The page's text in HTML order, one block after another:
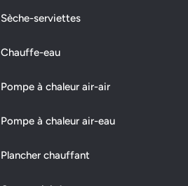
Sèche-serviettes
Chauffe-eau
Pompe à chaleur air-air
Pompe à chaleur air-eau
Plancher chauffant